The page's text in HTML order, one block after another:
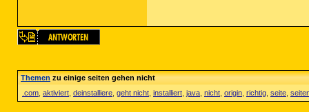
Themenzu einige seiten gehen nicht
.com aktiviert deinstalliere geht nicht installiert java nicht origin richtig seite